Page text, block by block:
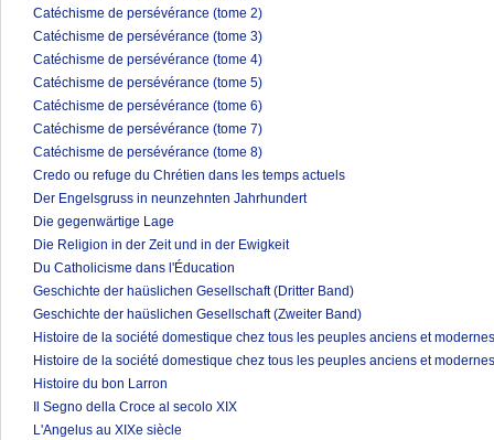
Catéchisme de persévérance (tome 2)
Catéchisme de persévérance (tome 3)
Catéchisme de persévérance (tome 4)
Catéchisme de persévérance (tome 5)
Catéchisme de persévérance (tome 6)
Catéchisme de persévérance (tome 7)
Catéchisme de persévérance (tome 8)
Credo ou refuge du Chrétien dans les temps actuels
Der Engelsgruss in neunzehnten Jahrhundert
Die gegenwärtige Lage
Die Religion in der Zeit und in der Ewigkeit
Du Catholicisme dans l'Éducation
Geschichte der haüslichen Gesellschaft (Dritter Band)
Geschichte der haüslichen Gesellschaft (Zweiter Band)
Histoire de la société domestique chez tous les peuples anciens et
Histoire de la société domestique chez tous les peuples anciens et
Histoire du bon Larron
Il Segno della Croce al secolo XIX
L'Angelus au XIXe siècle